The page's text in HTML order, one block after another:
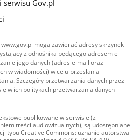
serwisu Gov.pl
mogą zawierać adresy skrzynek
z odnośnika będącego adresem e-
jego danych (adres e-mail oraz
w wiadomości) w celu przesłania
Szczegóły przetwarzania danych przez
w ich politykach przetwarzania danych
publikowane w serwisie (z
treści audiowizualnych), są udostępniane
typu Creative Commons: uznanie autorstwa